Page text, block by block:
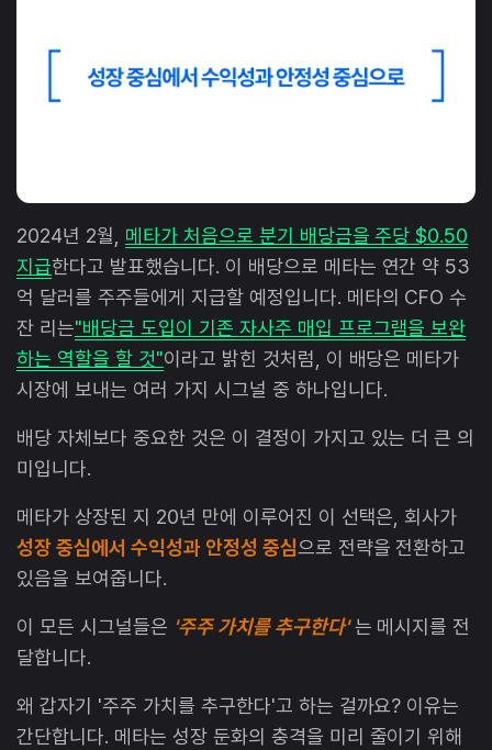
2024년 2월, 메타가 처음으로 분기 배당금을 주당 $0.50
지급한다고 발표했습니다. 이 배당으로 메타는 연간 약 53
억 달러를 주주들에게 지급할 예정입니다. 메타의 CFO 수
잔 리는"배당금 도입이 기존 자사주 매입 프로그램을 보완
하는 역할을 할 것"이라고 밝힌 것처럼, 이 배당은 메타가
시장에 보내는 여러 가지 시그널 중 하나입니다.
배당 자체보다 중요한 것은 이 결정이 가지고 있는 더 큰 의
미입니다.
메타가 상장된 지 20년 만에 이루어진 이 선택은, 회사가
성장 중심에서 수익성과 안정성 중심으로 전략을 전환하고
있음을 보여줍니다.
이 모든 시그널들은 '주주 가치를 추구한다' 는 메시지를 전
달합니다.
왜 갑자기 '주주 가치를 추구한다'고 하는 걸까요? 이유는
간단합니다. 메타는 성장 둔화의 충격을 미리 줄이기 위해